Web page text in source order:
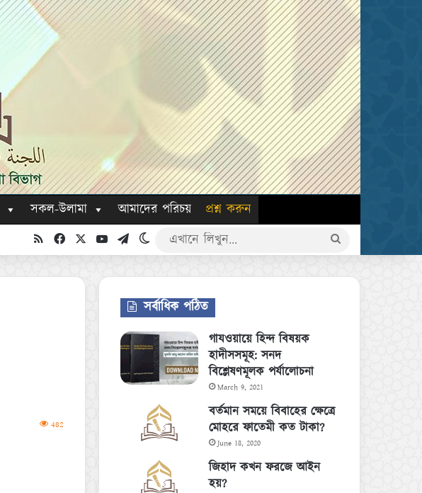
সকল-উলামা আমাদের পরিচয় প্রশ্ন করুন
RSS Facebook YouTubeTelegramSwitch skin
482
সর্বাধিক পঠিত
গাযওয়ায়ে হিন্দ বিষয়ক
হাদীসসমূহ: সনদ
বিশ্লেষণমূলক পর্যালোচনা
March 9, 2021
বর্তমান সময়ে বিবাহের ক্ষেত্রে
মোহরে ফাতেমী কত টাকা?
June 18, 2020
জিহাদ কখন ফরজে আইন
হয়?